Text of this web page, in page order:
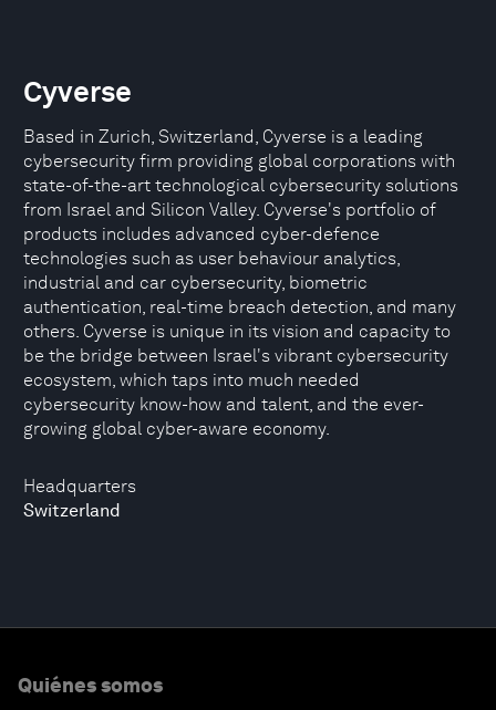
Headquarters
Switzerland
Cyverse
Based in Zurich, Switzerland, Cyverse is a leading
cybersecurity firm providing global corporations with
state-of-the-art technological cybersecurity solutions
from Israel and Silicon Valley. Cyverse's portfolio of
products includes advanced cyber-defence
technologies such as user behaviour analytics,
industrial and car cybersecurity, biometric
authentication, real-time breach detection, and many
others. Cyverse is unique in its vision and capacity to
be the bridge between Israel's vibrant cybersecurity
ecosystem, which taps into much needed
cybersecurity know-how and talent, and the ever-
growing global cyber-aware economy.
Quiénes somos